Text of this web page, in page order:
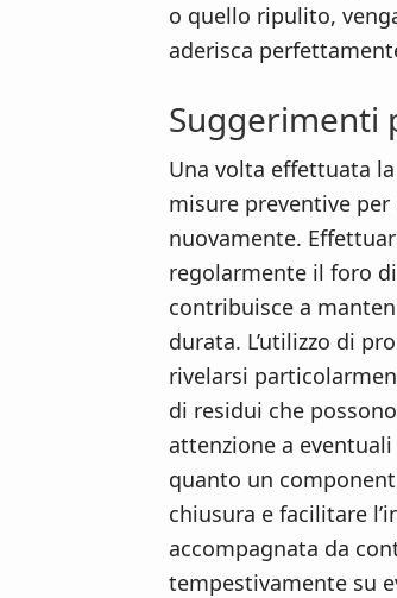
o quello ripulito,
aderisca
Suggerimenti
Una volta effettuata
misure preventive
nuovamente.
regolarmente il foro
contribuisce a
durata. L’utilizzo di
rivelarsi
di residui che
attenzione a
quanto un
chiusura e facilitare
accompagnata da
tempestivamente su